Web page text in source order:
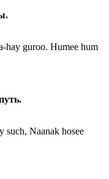
hay guroo. Humee hum
such, Naanak hosee